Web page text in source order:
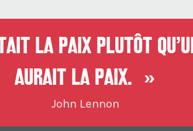
la paix plutôt
aurait la paix. »
John Lennon